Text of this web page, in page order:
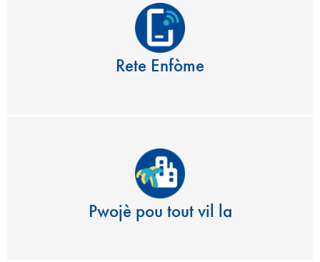
Rete Enfòme
Pwojè pou tout vil la